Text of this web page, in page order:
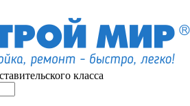
класса